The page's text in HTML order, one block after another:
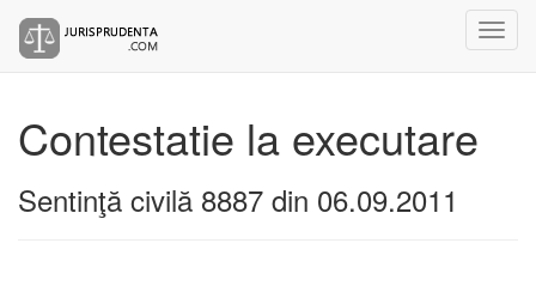
Contestatie la executare
Sentinţă civilă 8887 din 06.09.2011